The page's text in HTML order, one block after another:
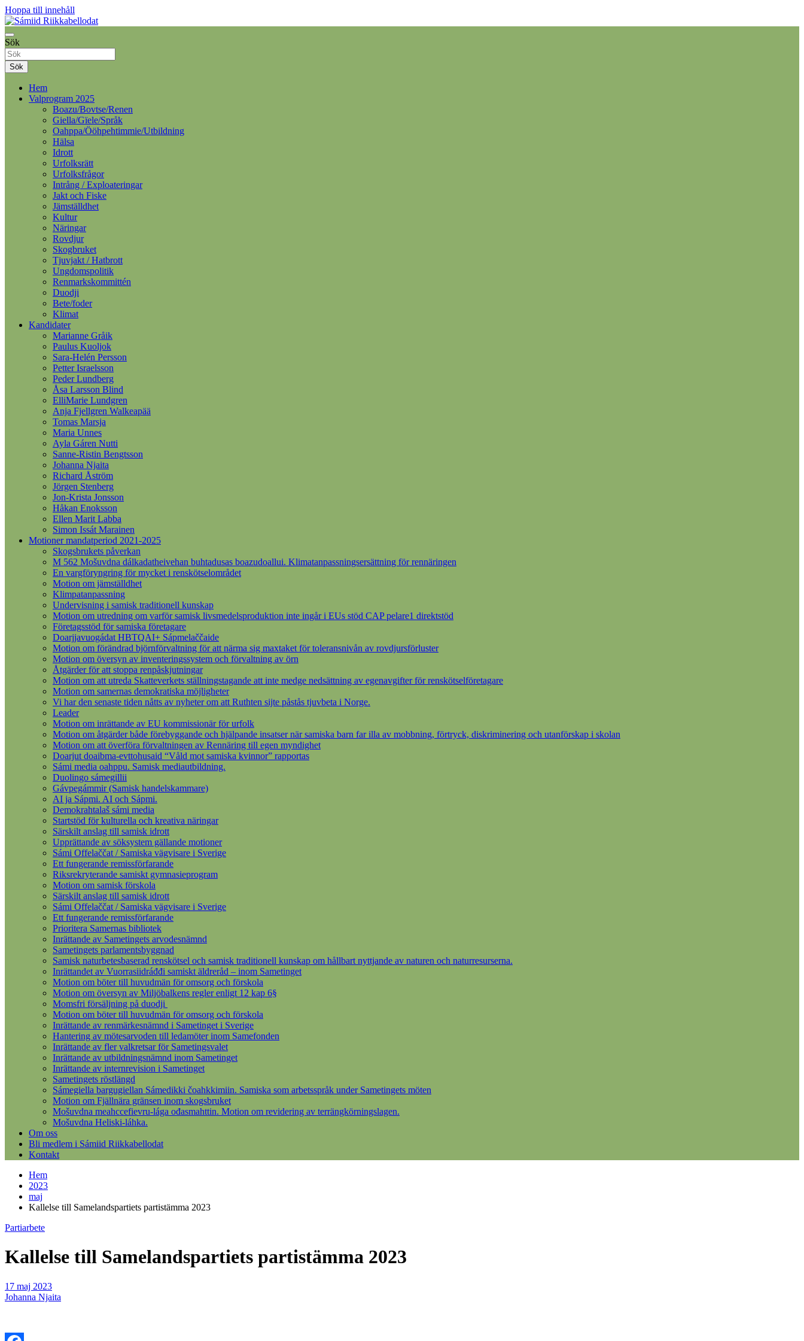
Hoppa till innehåll
Sámiid Riikkabellodat
Samelandspartiet
Sök
Sök
Hem
Valprogram 2025
Boazu/Bovtse/Renen
Giella/Gïele/Språk
Oahppa/Ööhpehtimmie/Utbildning
Hälsa
Idrott
Urfolksrätt
Urfolksfrågor
Intrång / Exploateringar
Jakt och Fiske
Jämställdhet
Kultur
Näringar
Rovdjur
Skogbruket
Tjuvjakt / Hatbrott
Ungdomspolitik
Renmarkskommittén
Duodji
Bete/foder
Klimat
Kandidater
Marianne Gråik
Paulus Kuoljok
Sara-Helén Persson
Petter Israelsson
Peder Lundberg
Åsa Larsson Blind
ElliMarie Lundgren
Anja Fjellgren Walkeapää
Tomas Marsja
Maria Unnes
Ayla Gáren Nutti
Sanne-Ristin Bengtsson
Johanna Njaita
Richard Åström
Jörgen Stenberg
Jon-Krista Jonsson
Håkan Enoksson
Ellen Marit Labba
Simon Issát Marainen
Motioner mandatperiod 2021-2025
Skogsbrukets påverkan
M 562 Mošuvdna dálkadatheivehan buhtadusas boazudoallui. Klimatanpassningsersättning för rennäringen
En vargföryngring för mycket i renskötselområdet
Motion om jämställdhet
Klimpatanpassning
Undervisning i samisk traditionell kunskap
Motion om utredning om varför samisk livsmedelsproduktion inte ingår i EUs stöd CAP pelare1 direktstöd
Företagsstöd för samiska företagare
Doarjjavuogádat HBTQAI+ Sápmelaččaide
Motion om förändrad björnförvaltning för att närma sig maxtaket för toleransnivån av rovdjursförluster
Motion om översyn av inventeringssystem och förvaltning av örn
Åtgärder för att stoppa renpåskjutningar
Motion om att utreda Skatteverkets ställningstagande att inte medge nedsättning av egenavgifter för renskötselföretagare
Motion om samernas demokratiska möjligheter
Vi har den senaste tiden nåtts av nyheter om att Ruthten sijte påstås tjuvbeta i Norge.
Leader
Motion om inrättande av EU kommissionär för urfolk
Motion om åtgärder både förebyggande och hjälpande insatser när samiska barn far illa av mobbning, förtryck, diskriminering och utanförskap i skolan
Motion om att överföra förvaltningen av Rennäring till egen myndighet
Doarjut doaibma-evttohusaid “Våld mot samiska kvinnor” rapportas
Sámi media oahppu. Samisk mediautbildning.
Duolingo sámegillii
Gávpegámmir (Samisk handelskammare)
AI ja Sápmi. AI och Sápmi.
Demokrahtalaš sámi media
Startstöd för kulturella och kreativa näringar
Särskilt anslag till samisk idrott
Upprättande av söksystem gällande motioner
Sámi Offelaččat / Samiska vägvisare i Sverige
Ett fungerande remissförfarande
Riksrekryterande samiskt gymnasieprogram
Motion om samisk förskola
Särskilt anslag till samisk idrott
Sámi Offelaččat / Samiska vägvisare i Sverige
Ett fungerande remissförfarande
Prioritera Samernas bibliotek
Inrättande av Sametingets arvodesnämnd
Sametingets parlamentsbyggnad
Samisk naturbetesbaserad renskötsel och samisk traditionell kunskap om hållbart nyttjande av naturen och naturresurserna.
Inrättandet av Vuorrasiidráđđi samiskt äldreråd – inom Sametinget
Motion om böter till huvudmän för omsorg och förskola
Motion om översyn av Miljöbalkens regler enligt 12 kap 6§
Momsfri försäljning på duodji
Motion om böter till huvudmän för omsorg och förskola
Inrättande av renmärkesnämnd i Sametinget i Sverige
Hantering av mötesarvoden till ledamöter inom Samefonden
Inrättande av fler valkretsar för Sametingsvalet
Inrättande av utbildningsnämnd inom Sametinget
Inrättande av internrevision i Sametinget
Sametingets röstlängd
Sámegiella bargugiellan Sámedikki čoahkkimiin. Samiska som arbetsspråk under Sametingets möten
Motion om Fjällnära gränsen inom skogsbruket
Mošuvdna meahccefievru-lága ođasmahttin. Motion om revidering av terrängkörningslagen.
Mošuvdna Heliski-láhka.
Om oss
Bli medlem i Sámiid Riikkabellodat
Kontakt
Hem
2023
maj
Kallelse till Samelandspartiets partistämma 2023
Partiarbete
Kallelse till Samelandspartiets partistämma 2023
17 maj 2023
Johanna Njaita